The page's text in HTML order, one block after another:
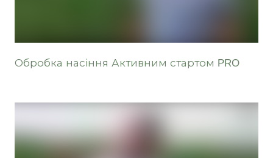
Обробка насіння Активним стартом PRO